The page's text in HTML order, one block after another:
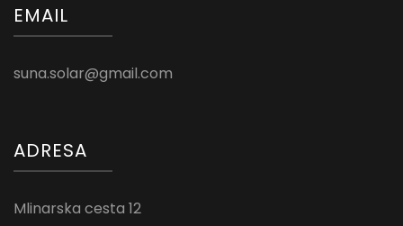
EMAIL
suna.solar@gmail.com
ADRESA
Mlinarska cesta 12